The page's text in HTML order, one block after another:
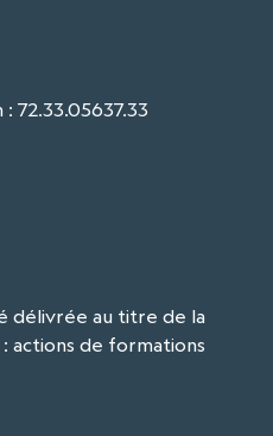
72.33.05637.33
délivrée au titre de la
actions de formations